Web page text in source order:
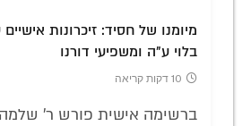
מיומנו של חסיד: זיכרונות
בלוי ע"ה ומשפיעי דורנו
10 דקות קריאה
ברשימה אישית פורש ר'